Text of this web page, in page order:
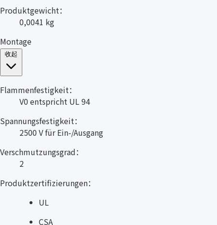
Produktgewicht：
0,0041 kg
Montage
Flammenfestigkeit：
V0 entspricht UL 94
Spannungsfestigkeit：
2500 V für Ein-/Ausgang
Verschmutzungsgrad：
2
Produktzertifizierungen：
UL
CSA